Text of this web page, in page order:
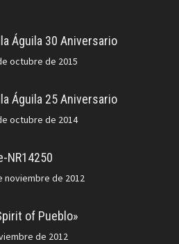
Águila 30 Aniversario
octubre de 2015
Águila 25 Aniversario
octubre de 2014
NR14250
noviembre de 2012
of Pueblo»
de 2012